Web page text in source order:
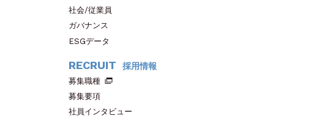
社会/従業員
ガバナンス
ESGデータ
RECRUIT 採用情報
募集職種
募集要項
社員インタビュー